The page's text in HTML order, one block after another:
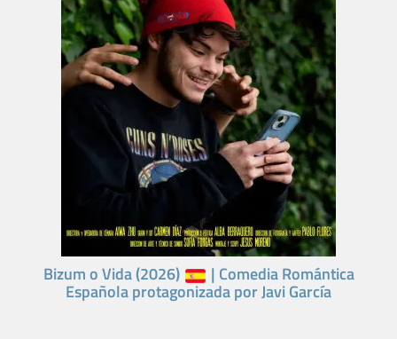
Bizum o Vida (2026) | Comedia Romántica
Española protagonizada por Javi García